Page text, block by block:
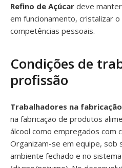
Refino de Açúcar deve
em funcionamento, cristalizar
competências pessoais.
Condições de
profissão
Trabalhadores na
na fabricação de produtos
álcool como empregados com
Organizam-se em equipe, sob
ambiente fechado e no